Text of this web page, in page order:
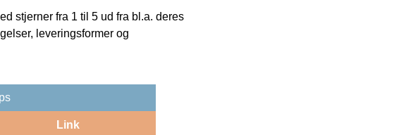
stjerner fra 1 til 5 ud fra bl.a. deres
leveringsformer og
Link